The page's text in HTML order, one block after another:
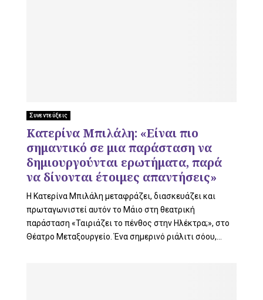
Συνεντεύξεις
Κατερίνα Μπιλάλη: «Είναι πιο
σημαντικό σε μια παράσταση να
δημιουργούνται ερωτήματα, παρά
να δίνονται έτοιμες απαντήσεις»
Η Κατερίνα Μπιλάλη μεταφράζει, διασκευάζει και
πρωταγωνιστεί αυτόν το Μάιο στη θεατρική
παράσταση «Ταιριάζει το πένθος στην Ηλέκτρα;», στο
Θέατρο Μεταξουργείο. Ένα σημερινό ριάλιτι σόου,...